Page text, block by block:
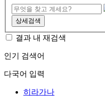
상세검색
결과 내 재검색
인기 검색어
다국어 입력
히라가나